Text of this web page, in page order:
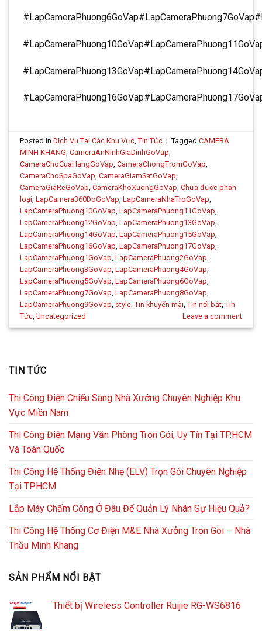
Posted inDịch Vụ Tại Các Khu Vực,Tin Tức | TaggedCAMERA
MINH KHANG,CameraAnNinhGiaDinhGoVap,
CameraChoCuaHangGoVap,CameraChongTromGoVap,
CameraChoSpaGoVap,CameraGiamSatGoVap,
CameraGiaReGoVap,CameraKhoXuongGoVap,Chưa được phân
loại,LapCamera360DoGoVap,LapCameraNhaTroGoVap,
LapCameraPhuong10GoVap,LapCameraPhuong11GoVap,
LapCameraPhuong12GoVap,LapCameraPhuong13GoVap,
LapCameraPhuong14GoVap,LapCameraPhuong15GoVap,
LapCameraPhuong16GoVap,LapCameraPhuong17GoVap,
LapCameraPhuong1GoVap,LapCameraPhuong2GoVap,
LapCameraPhuong3GoVap,LapCameraPhuong4GoVap,
LapCameraPhuong5GoVap,LapCameraPhuong6GoVap,
LapCameraPhuong7GoVap,LapCameraPhuong8GoVap,
LapCameraPhuong9GoVap, style,Tin khuyến mãi,Tin nổi bật,Tin
Tức,Uncategorized Leave a comment
TIN TỨC
Thi Công Điện Chiếu Sáng Nhà Xưởng Chuyên Nghiệp Khu
Vực Miền Nam
Thi Công Điện Mạng Văn Phòng Trọn Gói, Uy Tín Tại TP.HCM
Và Toàn Quốc
Thi Công Hệ Thống Điện Nhẹ (ELV) Trọn Gói Chuyên Nghiệp
Tại TPHCM
Lắp Máy Chấm Công Ở Đâu Để Quản Lý Nhân Sự Hiệu Quả?
Thi Công Hệ Thống Cơ Điện M&E Nhà Xưởng Trọn Gói – Nhà
Thầu Minh Khang
SẢN PHẨM NỔI BẬT
Thiết bị Wireless Controller Ruijie RG-WS6816